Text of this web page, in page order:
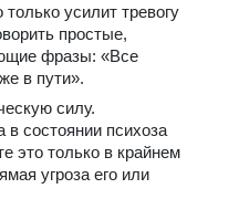
усилит тревогу
простые,
фразы: «Все
в пути».
силу.
в состоянии психоза
это только в крайнем
угроза его или